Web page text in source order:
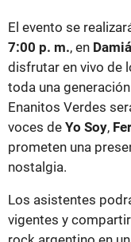
El evento se
7:00 p. m., en
disfrutar en vivo de
toda una
Enanitos Verdes
voces de Yo Soy,
prometen una
nostalgia.
Los asistentes
vigentes y